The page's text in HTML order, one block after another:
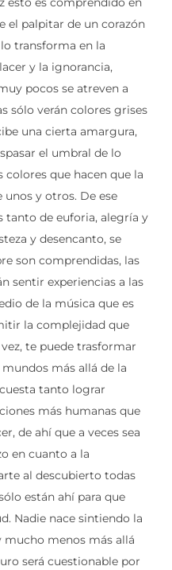
el palpitar de un corazón
transforma en la
y la ignorancia,
pocos se atreven a
sólo verán colores grises
una cierta amargura,
el umbral de lo
colores que hacen que la
y otros. De ese
tanto de euforia, alegría y
y desencanto, se
son comprendidas, las
sentir experiencias a las
de la música que es
la complejidad que
te puede trasformar
más allá de la
tanto lograr
más humanas que
de ahí que a veces sea
en cuanto a la
al descubierto todas
están ahí para que
Nadie nace sintiendo la
menos más allá
será cuestionable por